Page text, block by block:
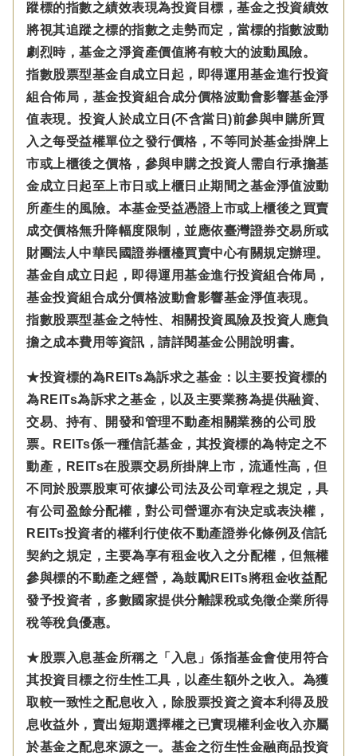
蹤標的指數之績效表現為投資目標，基金之投資績效
將視其追蹤之標的指數之走勢而定，當標的指數波動
劇烈時，基金之淨資產價值將有較大的波動風險。
指數股票型基金自成立日起，即得運用基金進行投資
組合佈局，基金投資組合成分價格波動會影響基金淨
值表現。投資人於成立日(不含當日)前參與申購所買
入之每受益權單位之發行價格，不等同於基金掛牌上
市或上櫃後之價格，參與申購之投資人需自行承擔基
金成立日起至上市日或上櫃日止期間之基金淨值波動
所產生的風險。本基金受益憑證上市或上櫃後之買賣
成交價格無升降幅度限制，並應依臺灣證券交易所或
財團法人中華民國證券櫃檯買賣中心有關規定辦理。
基金自成立日起，即得運用基金進行投資組合佈局，
基金投資組合成分價格波動會影響基金淨值表現。
指數股票型基金之特性、相關投資風險及投資人應負
擔之成本費用等資訊，請詳閱基金公開說明書。
★投資標的為REITs為訴求之基金：以主要投資標的
為REITs為訴求之基金，以及主要業務為提供融資、
交易、持有、開發和管理不動產相關業務的公司股
票。REITs係一種信託基金，其投資標的為特定之不
動產，REITs在股票交易所掛牌上市，流通性高，但
不同於股票股東可依據公司法及公司章程之規定，具
有公司盈餘分配權，對公司營運亦有決定或表決權，
REITs投資者的權利行使依不動產證券化條例及信託
契約之規定，主要為享有租金收入之分配權，但無權
參與標的不動產之經營，為鼓勵REITs將租金收益配
發予投資者，多數國家提供分離課稅或免徵企業所得
稅等稅負優惠。
★股票入息基金所稱之「入息」係指基金會使用符合
其投資目標之衍生性工具，以產生額外之收入。為獲
取較一致性之配息收入，除股票投資之資本利得及股
息收益外，賣出短期選擇權之已實現權利金收入亦屬
於基金之配息來源之一。基金之衍生性金融商品投資